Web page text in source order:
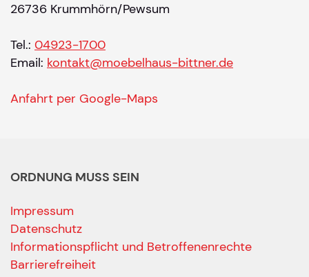
26736 Krummhörn/Pewsum
Tel.: 04923-1700
Email: kontakt@moebelhaus-bittner.de
Anfahrt per Google-Maps
ORDNUNG MUSS SEIN
Impressum
Datenschutz
Informationspflicht und Betroffenenrechte
Barrierefreiheit